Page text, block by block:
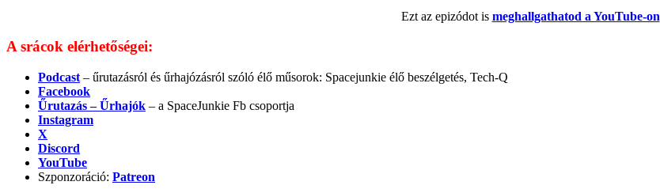
Ezt az epizódot is meghallgathatod a YouTube-on
A srácok elérhetőségei:
Podcast – űrutazásról és űrhajózásról szóló élő műsorok: Spacejunkie élő beszélgetés, Tech-Q
Facebook
Űrutazás – Űrhajók – a SpaceJunkie Fb csoportja
Instagram
X
Discord
YouTube
Szponzoráció: Patreon